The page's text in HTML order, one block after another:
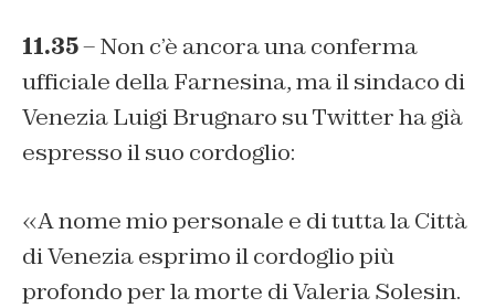
11.35– Non c’è ancora una conferma
ufficiale della Farnesina, ma il sindaco di
Venezia Luigi Brugnaro su Twitter ha già
espresso il suo cordoglio:
«A nome mio personale e di tutta la Città
di Venezia esprimo il cordoglio più
profondo per la morte di Valeria Solesin.